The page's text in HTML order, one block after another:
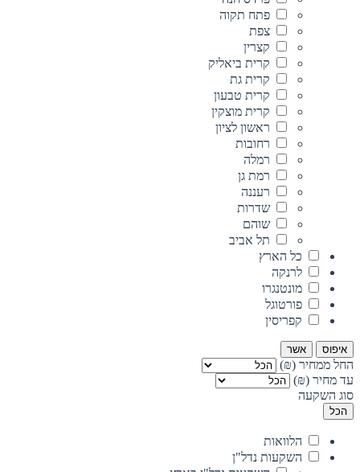
פתח תקוה
צפת
קצרין
קרית ביאליק
קרית גת
קרית טבעון
קרית מוצקין
ראשון לציון
רחובות
רמלה
רמת גן
רעננה
שדרות
שוהם
תל אביב
כל הארץ
לרנקה
מונטנגרו
פורטוגל
קפריסין
איפוס אשר
החל ממחיר (₪)
עד מחיר (₪)
סוג השקעה
הכל
הלוואות
השקעות נדל"ן